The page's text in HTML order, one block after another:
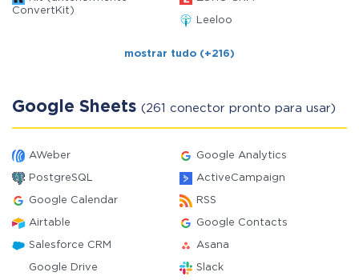
ConvertKit)
Leeloo
mostrar tudo (+216)
Google Sheets (261 conector pronto para usar)
AWeber Google Analytics
PostgreSQL ActiveCampaign
Google Calendar RSS
Airtable Google Contacts
Salesforce CRM Asana
Google Drive Slack